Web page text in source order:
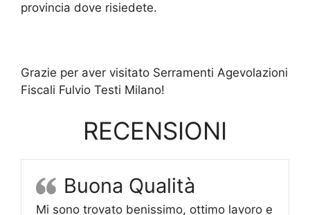
provincia dove risiedete.
Grazie per aver visitato Serramenti Agevolazioni
Fiscali Fulvio Testi Milano!
RECENSIONI
Buona Qualità
Mi sono trovato benissimo, ottimo lavoro e